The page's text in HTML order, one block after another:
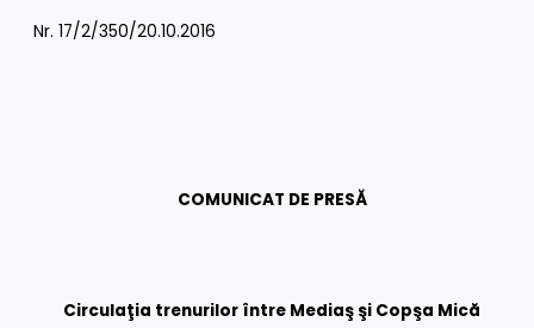
Nr. 17/2/350/20.10.2016
COMUNICAT DE PRESĂ
Circulaţia trenurilor între Mediaş şi Copşa Mică